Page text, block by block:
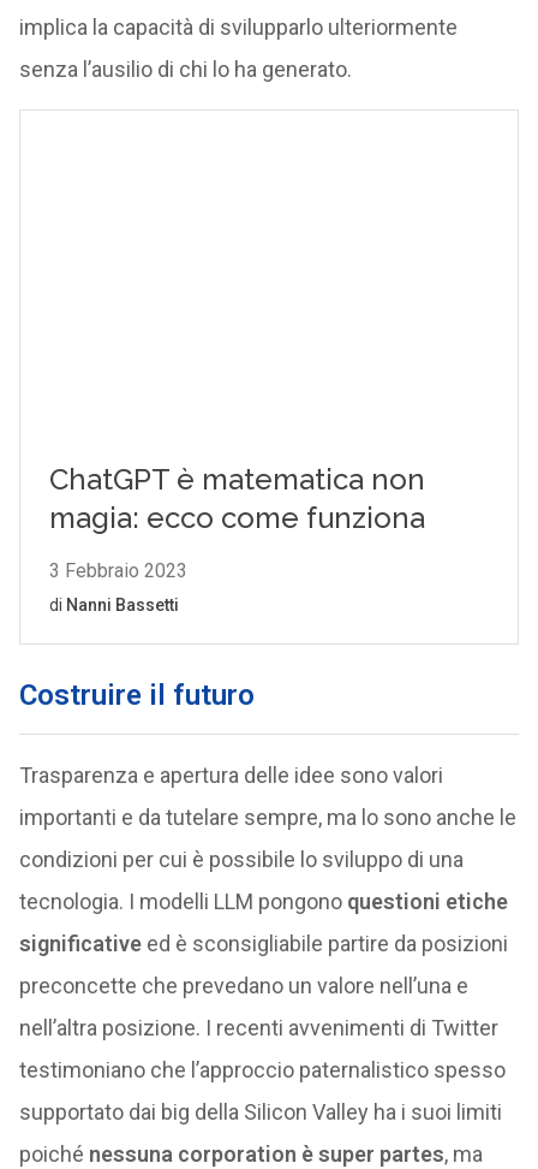
implica la capacità di svilupparlo ulteriormente
senza l’ausilio di chi lo ha generato.
Costruire il futuro
Trasparenza e apertura delle idee sono valori
importanti e da tutelare sempre, ma lo sono anche le
condizioni per cui è possibile lo sviluppo di una
tecnologia. I modelli LLM pongono questioni etiche
significativeed è sconsigliabile partire da posizioni
preconcette che prevedano un valore nell’una e
nell’altra posizione. I recenti avvenimenti di Twitter
testimoniano che l’approccio paternalistico spesso
supportato dai big della Silicon Valley ha i suoi limiti
poiché nessuna corporation è super partes, ma